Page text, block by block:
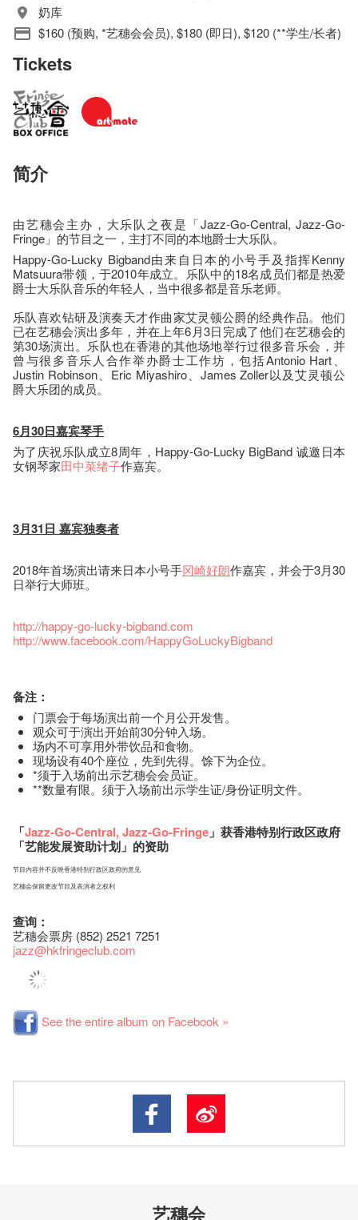
奶库
$160 (预购, *艺穗会会员), $180 (即日), $120 (**学生/长者)
Tickets
简介
由艺穗会主办，大乐队之夜是「Jazz-Go-Central, Jazz-Go-
Fringe」的节目之一，主打不同的本地爵士大乐队。
Happy-Go-Lucky Bigband由来自日本的小号手及指挥Kenny
Matsuura带领，于2010年成立。乐队中的18名成员们都是热爱
爵士大乐队音乐的年轻人，当中很多都是音乐老师。
乐队喜欢钻研及演奏天才作曲家艾灵顿公爵的经典作品。他们
已在艺穗会演出多年，并在上年6月3日完成了他们在艺穗会的
第30场演出。乐队也在香港的其他场地举行过很多音乐会，并
曾与很多音乐人合作举办爵士工作坊，包括Antonio Hart、
Justin Robinson、Eric Miyashiro、James Zoller以及艾灵顿公
爵大乐团的成员。
6月30日嘉宾琴手
为了庆祝乐队成立8周年，Happy-Go-Lucky BigBand 诚邀日本
女钢琴家田中菜绪子作嘉宾。
3月31日 嘉宾独奏者
2018年首场演出请来日本小号手冈崎好朗作嘉宾，并会于3月30
日举行大师班。
http://happy-go-lucky-bigband.com
http://www.facebook.com/HappyGoLuckyBigband
备注：
门票会于每场演出前一个月公开发售。
观众可于演出开始前30分钟入场。
场内不可享用外带饮品和食物。
现场设有40个座位，先到先得。馀下为企位。
*须于入场前出示艺穗会会员证。
**数量有限。须于入场前出示学生证/身份证明文件。
「Jazz-Go-Central,Jazz-Go-Fringe」获香港特别行政区政府
「艺能发展资助计划」的资助
节目内容并不反映香港特别行政区政府的意见
艺穗会保留更改节目及表演者之权利
查询：
艺穗会票房 (852) 2521 7251
jazz@hkfringeclub.com
See the entire album on Facebook »
艺穗会